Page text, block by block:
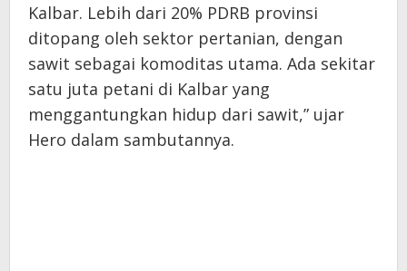
Kalbar. Lebih dari 20% PDRB provinsi
ditopang oleh sektor pertanian, dengan
sawit sebagai komoditas utama. Ada sekitar
satu juta petani di Kalbar yang
menggantungkan hidup dari sawit,” ujar
Hero dalam sambutannya.